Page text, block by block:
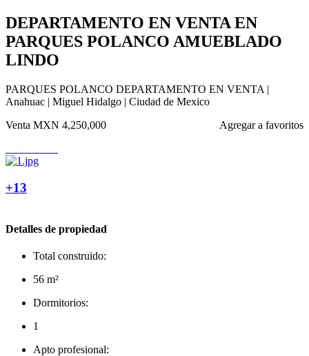
DEPARTAMENTO EN VENTA EN
PARQUES POLANCO AMUEBLADO
LINDO
PARQUES POLANCO DEPARTAMENTO EN VENTA |
Anahuac | Miguel Hidalgo | Ciudad de Mexico
Agregar a favoritos
Venta MXN 4,250,000
+13
Detalles de propiedad
Total construido:
56 m²
Dormitorios:
1
Apto profesional: